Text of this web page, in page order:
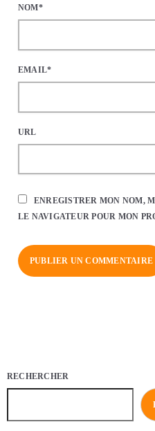
NOM*
EMAIL*
URL
ENREGISTRER MON NOM,
LE NAVIGATEUR POUR MON
RECHERCHER